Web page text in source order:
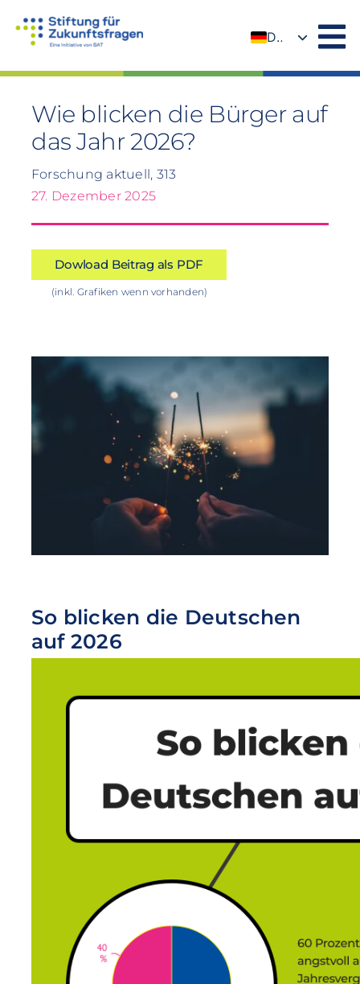
Inhalt
DE
Wie blicken die Bürger auf
das Jahr 2026?
Forschung aktuell, 313
27. Dezember 2025
Dowload Beitrag als PDF
(inkl. Grafiken wenn vorhanden)
So blicken die Deutschen
auf 2026